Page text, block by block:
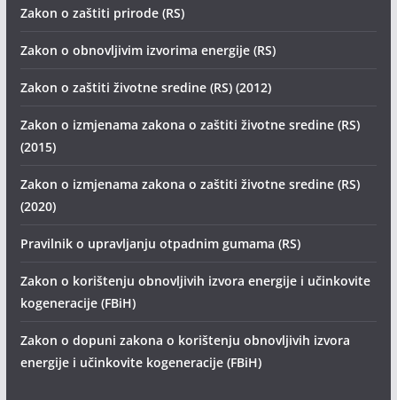
Zakon o zaštiti prirode (RS)
Zakon o obnovljivim izvorima energije (RS)
Zakon o zaštiti životne sredine (RS) (2012)
Zakon o izmjenama zakona o zaštiti životne sredine (RS)
(2015)
Zakon o izmjenama zakona o zaštiti životne sredine (RS)
(2020)
Pravilnik o upravljanju otpadnim gumama (RS)
Zakon o korištenju obnovljivih izvora energije i učinkovite
kogeneracije (FBiH)
Zakon o dopuni zakona o korištenju obnovljivih izvora
energije i učinkovite kogeneracije (FBiH)